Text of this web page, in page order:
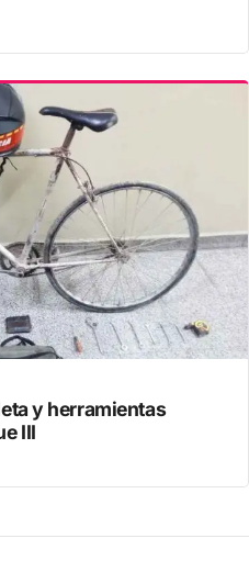
y herramientas
III